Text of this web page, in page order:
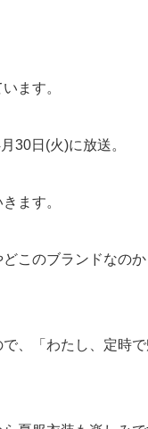
ます。
30日(火)に放送。
ます。
このブランドなのか
、「わたし、定時で